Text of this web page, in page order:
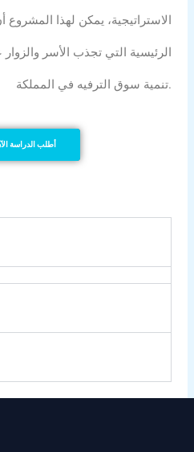
الاستراتيجية، يمكن لهذا
الرئيسية التي تجذب الأسر
تنمية سوق الترفيه في المملكة.
أطلب الدراسة